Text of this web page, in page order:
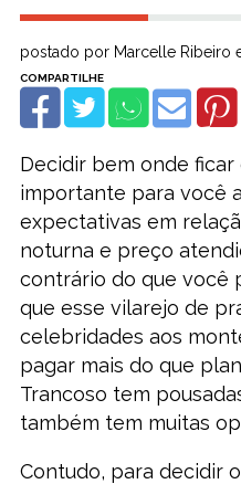
postado por Marcelle Ribeiro
Decidir bem onde ficar
importante para você
expectativas em
noturna e preço
contrário do que você
que esse vilarejo de
celebridades aos
pagar mais do que
Trancoso tem
também tem muitas
Contudo, para decidir